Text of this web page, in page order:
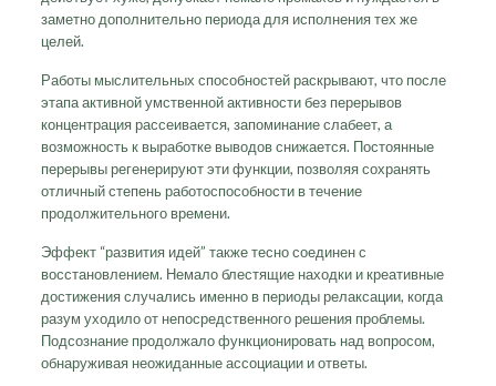
заметно дополнительно периода для исполнения тех же
целей.
Работы мыслительных способностей раскрывают, что после
этапа активной умственной активности без перерывов
концентрация рассеивается, запоминание слабеет, а
возможность к выработке выводов снижается. Постоянные
перерывы регенерируют эти функции, позволяя сохранять
отличный степень работоспособности в течение
продолжительного времени.
Эффект “развития идей” также тесно соединен с
восстановлением. Немало блестящие находки и креативные
достижения случались именно в периоды релаксации, когда
разум уходило от непосредственного решения проблемы.
Подсознание продолжало функционировать над вопросом,
обнаруживая неожиданные ассоциации и ответы.